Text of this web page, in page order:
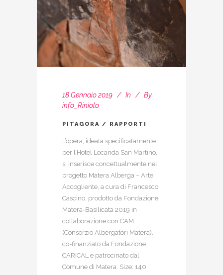
18 Gennaio 2019 In
By
info_Riniolo
PITAGORA / RAPPORTI
L’opera, ideata specificatamente
per l’Hotel Locanda San Martino,
si inserisce concettualmente nel
progetto Matera Alberga – Arte
Accogliente, a cura di Francesco
Cascino, prodotto da Fondazione
Matera-Basilicata 2019 in
collaborazione con CAM
(Consorzio Albergatori Matera),
co-finanziato da Fondazione
CARICAL e patrocinato dal
Comune di Matera. Size: 140